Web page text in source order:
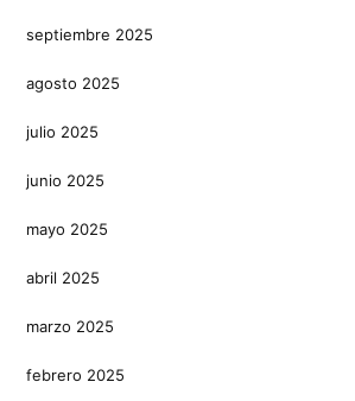
septiembre 2025
agosto 2025
julio 2025
junio 2025
mayo 2025
abril 2025
marzo 2025
febrero 2025